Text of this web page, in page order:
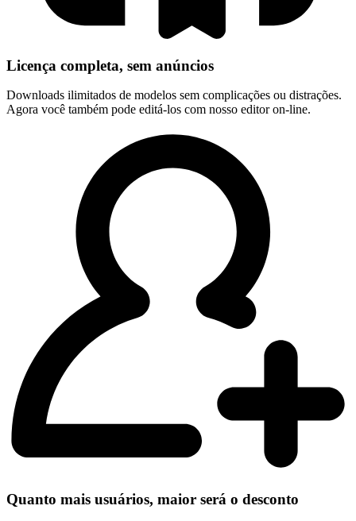
Licença completa, sem anúncios
Downloads ilimitados de modelos sem complicações ou distrações.
Agora você também pode editá-los com nosso editor on-line.
Quanto mais usuários, maior será o desconto